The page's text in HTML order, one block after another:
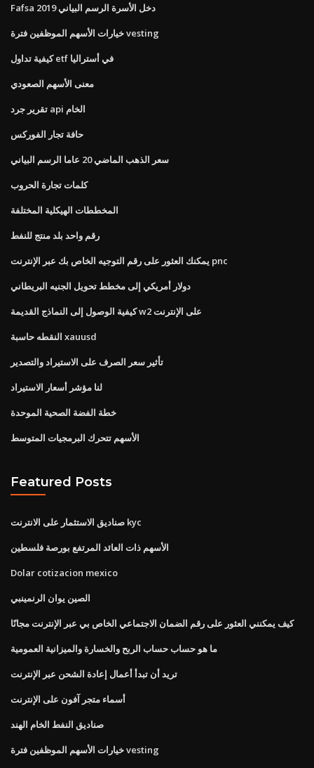
Fafsa دخل الأسرة الرسم البياني 2019
خيارات الأسهم الموظفين فترة vesting
كيفية تداول etf في أستراليا
معنى الأسهم الصعودي
تقرير جرد api الخام
حافة تجار الفوركس
سعر الذهب الماضي 20 عاما الرسم البياني
كلمات تجارة الحروب
المخططات الهيكلية المختلفة
رقم واحد بلد منتج للنفط
يمكنك العثور على رقم التوجيه الخاص بك عبر الإنترنت pnc
دولار أمريكي إلى مخطط تحويل الجنيه البريطاني
كيفية الوصول إلى النماذج القديمة w2 على الإنترنت
النقطه حاسبة xauusd
تأثير سعر الصرف على الاستيراد والتصدير
لنا مؤشر أسعار الاستيراد
خطة الفضة الصحية الموحدة
الأسهم تتحرك البرمجيات المتوسط
Featured Posts
صناديق الاستثمار على الانترنت kyc
الأسهم ذات العائد المرتفع بورصة فلسطين
Dolar cotizacion mexico
الصين يوان الرنمينبي
كيف يمكنني العثور على رقم الضمان الاجتماعي الخاص بي عبر الإنترنت مجانًا
ما هو حساب حساب الربح والخسارة والميزانية العمومية
تريد أن تبدأ أعمال إعادة الشحن عبر الإنترنت
أسماء متجر آفون على الإنترنت
صناديق النفط الخام الهند
خيارات الأسهم الموظفين فترة vesting